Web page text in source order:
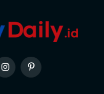
InstagramPinterest